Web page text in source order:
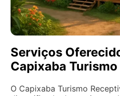
Serviços
Capixaba
O Capixaba Turismo